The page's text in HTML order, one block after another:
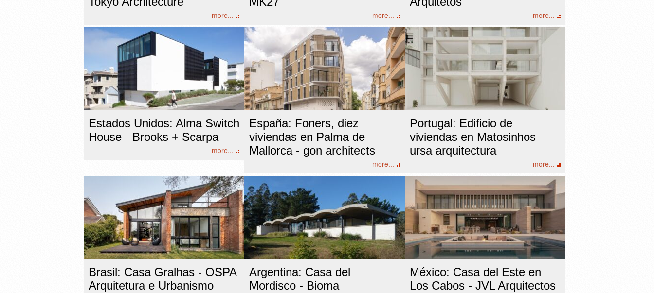
more... more... more...
Estados Unidos: Alma Switch
House - Brooks + Scarpa
more...
España: Foners, diez
viviendas en Palma de
Mallorca - gon architects
more...
Portugal: Edificio de
viviendas en Matosinhos -
ursa arquitectura
more...
Brasil: Casa Gralhas - OSPA
Arquitetura e Urbanismo
Argentina: Casa del
Mordisco - Bioma
México: Casa del Este en
Los Cabos - JVL Arquitectos